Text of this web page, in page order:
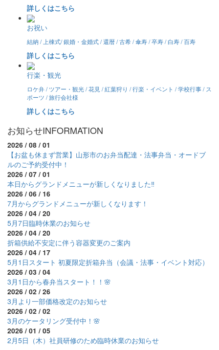
詳しくはこちら
お祝い
結納 / 上棟式/ 銀婚・金婚式 / 還暦 / 古希 / 傘寿 / 卒寿 / 白寿 / 百寿
詳しくはこちら
行楽・観光
ロケ弁 / ツアー・観光 / 花見 / 紅葉狩り / 行楽・イベント / 学校行事 / ス
ポーツ / 旅行会社様
詳しくはこちら
お知らせINFORMATION
2026 / 08 / 01
【お盆も休まず営業】山形市のお弁当配達・法事弁当・オードブ
ルのご予約受付中！
2026 / 07 / 01
本日からグランドメニューが新しくなりました‼
2026 / 06 / 16
7月からグランドメニューが新しくなります！
2026 / 04 / 20
5月7日臨時休業のお知らせ
2026 / 04 / 20
折箱供給不安定に伴う容器変更のご案内
2026 / 04 / 17
5月1日スタート 初夏限定折箱弁当（会議・法事・イベント対応）
2026 / 03 / 04
3月1日から春弁当スタート！！🌸
2026 / 02 / 26
3月より一部価格改定のお知らせ
2026 / 02 / 02
3月のケータリング受付中！🌸
2026 / 01 / 05
2月5日（木）社員研修のため臨時休業のお知らせ